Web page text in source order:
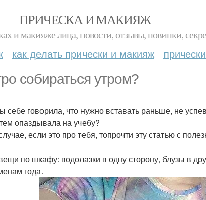
ПРИЧЕСКА И МАКИЯЖ
и макияже лица, новости, отзывы, новинки,
как делать прически и макияж
собираться утром?
себе говорила, что нужно вставать раньше, не
опаздывала на учебу?
если это про тебя, топрочти эту статью с
по шкафу: водолазки в одну сторону, блузы в
года.